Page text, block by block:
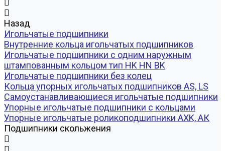
Назад
Игольчатые подшипники
Внутренние кольца игольчатых подшипников
Игольчатые подшипники c одним наружным
штампованным кольцом тип HK HN BK
Игольчатые подшипники без колец
Кольца упорных игольчатых подшипников AS, LS
Самоустанавливающиеся игольчатые подшипники
Упорные игольчатые подшипники с кольцами
Упорные игольчатые роликоподшипники AXK, АК
Подшипники скольжения